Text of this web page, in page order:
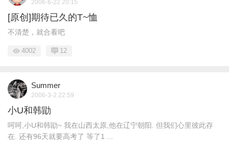
2006-6-22 20:15
[原创]期待已久的T~恤
不清楚，就合看吧
4002 12
Summer
2006-3-2 22:59
小U和韩勖
呵呵,小U和韩勖~ 我在山西太原,他在辽宁朝阳. 但我们心里彼此存
在. 还有96天就要高考了 等了1 ...